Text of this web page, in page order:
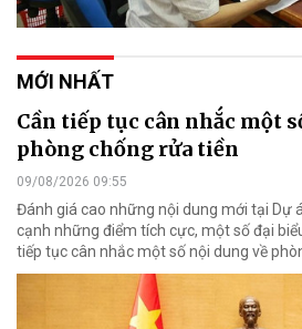
MỚI NHẤT
Cần tiếp tục cân nhắc một
phòng chống rửa tiền
09/08/2026 09:55
Đánh giá cao những nội dung mới tại Dự
cạnh những điểm tích cực, một số đại
tiếp tục cân nhắc một số nội dung về